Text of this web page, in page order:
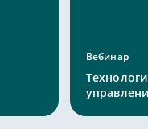
Вебинар